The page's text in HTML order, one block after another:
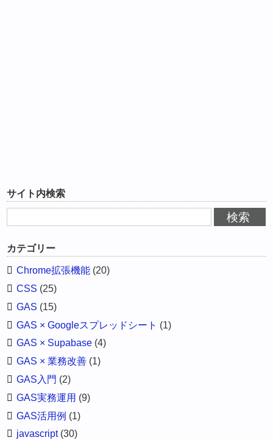
サイト内検索
カテゴリー
Chrome拡張機能 (20)
CSS (25)
GAS (15)
GAS × Googleスプレッドシート (1)
GAS × Supabase (4)
GAS × 業務改善 (1)
GAS入門 (2)
GAS実務運用 (9)
GAS活用例 (1)
javascript(30)